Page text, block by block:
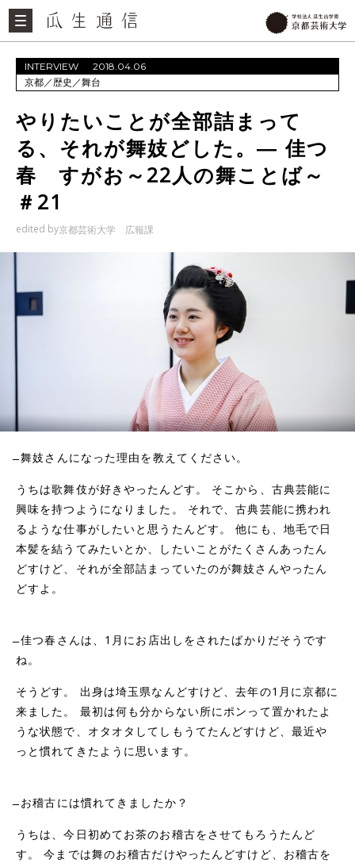
INTERVIEW 2018.04.06
京都／歴史 ／舞台
やりたいことが全部詰まって
る、それが舞妓どした。― 佳つ
春 すがお～22人の舞ことば～
＃21
edited by京都芸術大学 広報課
̶̶ 舞妓さんになった理由を教えてください。
うちは歌舞伎が好きやったんどす。 そこから、古典芸能に
興味を持つようになりました。 それで、古典芸能に携われ
るような仕事がしたいと思うたんどす。 他にも、地毛で日
本髪を結うてみたいとか、したいことがたくさんあったん
どすけど、それが全部詰まっていたのが舞妓さんやったん
どすよ。
̶̶ 佳つ春さんは、1月にお店出しをされたばかりだそうです
ね。
そうどす。 出身は埼玉県なんどすけど、去年の1月に京都に
来ました。 最初は何も分からない所にポンって置かれたよ
うな状態で、オタオタしてしもうてたんどすけど、最近や
っと慣れてきたように思います。
̶̶ お稽古には慣れてきましたか？
うちは、今日初めてお茶のお稽古をさせてもろうたんど
す。 今までは舞のお稽古だけやったんどすけど、お稽古を